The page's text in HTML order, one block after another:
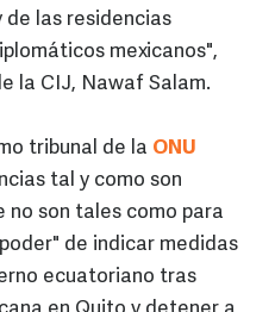
de las residencias
mexicanos",
la CIJ, Nawaf Salam.
tribunal de la ONU
tal y como son
son tales como para
de indicar medidas
ecuatoriano tras